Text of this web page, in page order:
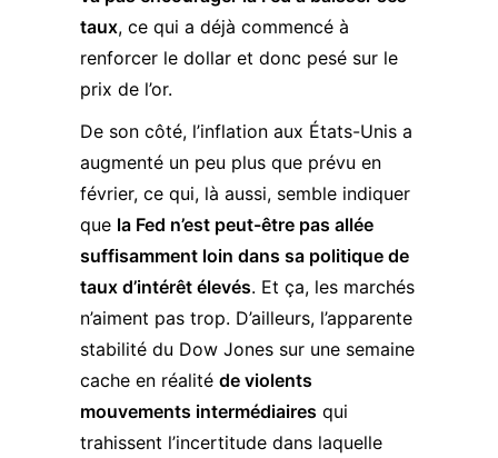
taux, ce qui a déjà commencé à
renforcer le dollar et donc pesé sur le
prix de l’or.
De son côté, l’inflation aux États-Unis a
augmenté un peu plus que prévu en
février, ce qui, là aussi, semble indiquer
que la Fed n’est peut-être pas allée
suffisamment loin dans sa politique de
taux d’intérêt élevés. Et ça, les marchés
n’aiment pas trop. D’ailleurs, l’apparente
stabilité du Dow Jones sur une semaine
cache en réalité de violents
mouvements intermédiaires qui
trahissent l’incertitude dans laquelle